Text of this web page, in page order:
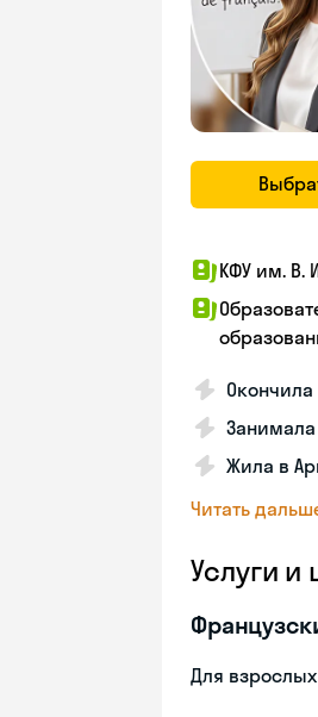
КФУ им. В.
Жила в
Читать
Услуги и
Для